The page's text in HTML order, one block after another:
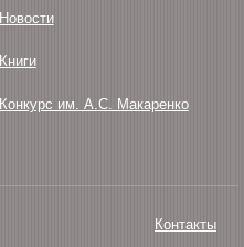
Новости
Книги
Конкурс им. А.С. Макаренко
Контакты